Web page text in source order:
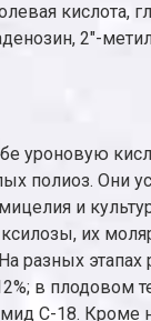
2"-
уроновую
полиоз. Они
и
их
разных
в плодовом
С-18.